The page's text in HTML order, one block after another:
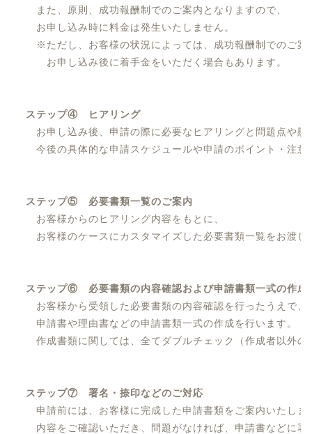
また、原則、成功報酬制でのご案内となりますので、
お申し込み時に料金は発生いたしません。
※ただし、お客様の状況によっては、成功報酬制でのご案
お申し込み後に着手金をいただく場合もあります。
ステップ④ ヒアリング
お申し込み後、申請の際に必要なヒアリングと問題点や懸
今後の具体的な申請スケジュールや申請のポイント・注意
ステップ⑤ 必要書類一覧のご案内
お客様からのヒアリング内容をもとに、
お客様のケースにカスタマイズした必要書類一覧をお渡し
ステップ⑥ 必要書類の内容確認および申請書類一式の作成
お客様から受領した必要書類の内容確認を行ったうえで、
申請書や理由書などの申請書類一式の作成を行います。
作成書類に関しては、全てダブルチェック（作成者以外の
ステップ⑦ 署名・捺印などのご対応
申請前には、お客様に完成した申請書類をご案内いたしま
内容をご確認いただき、問題がなければ、申請書などに署